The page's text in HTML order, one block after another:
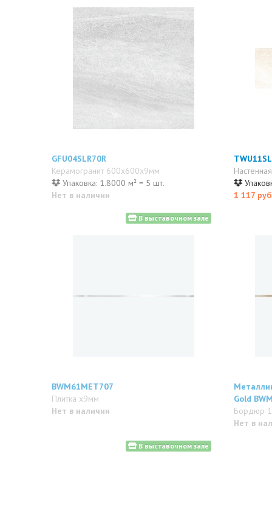
GFU04SLR70R
Керамогранит 600x600x9мм
Упаковка: 1.8000 м² = 5 шт.
Нет в наличии
1 117
В выставочном зале
BWM61MET707
Плитка x9мм
Нет в наличии
Gold
Бордюр
Нет в
В выставочном зале